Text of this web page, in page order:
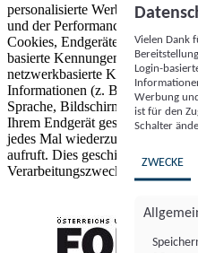
personalisierte Werbung und
und der Performance von
Cookies, Endgeräte- oder
basierte Kennungen, zufällig
netzwerkbasierte Kennungen)
Informationen (z. B. Browsertyp
Sprache, Bildschirmgröße,
Ihrem Endgerät gespeichert oder
jedes Mal wiederzuerkennen,
aufruft. Dies geschieht für einen
Verarbeitungszwecke.
Vielen Dank
Login-
Werbung
ist für den
Schalter
ZWECKE